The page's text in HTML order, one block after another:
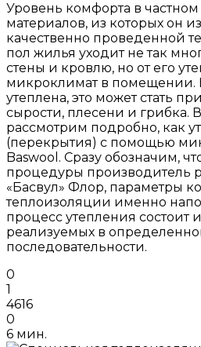
Уровень комфорта в
материалов, из которых он
качественно проведенной
пол жилья уходит не так
стены и кровлю, но от его
микроклимат в помещении.
утеплена, это может стать
сырости, плесени и грибка. В
рассмотрим подробно, как
(перекрытия) с помощью
Baswool. Сразу обозначим,
процедуры производитель
«Басвул» Флор, параметры
теплоизоляции именно
процесс утепления состоит
реализуемых в
последовательности.
0
1
4616
0
6 мин.